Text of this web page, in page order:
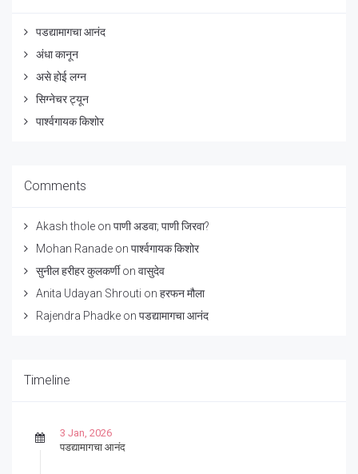
पडद्यामागचा आनंद
अंधा कानून
असे होई लग्न
सिग्नेचर ट्यून
पार्श्वगायक किशोर
Comments
Akash thole on पाणी अडवा; पाणी जिरवा?
Mohan Ranade on पार्श्वगायक किशोर
सुनील हरीहर कुलकर्णीon वासुदेव
Anita Udayan Shrouti on हरफन मौला
Rajendra Phadke on पडद्यामागचा आनंद
Timeline
3 Jan, 2026
पडद्यामागचा आनंद